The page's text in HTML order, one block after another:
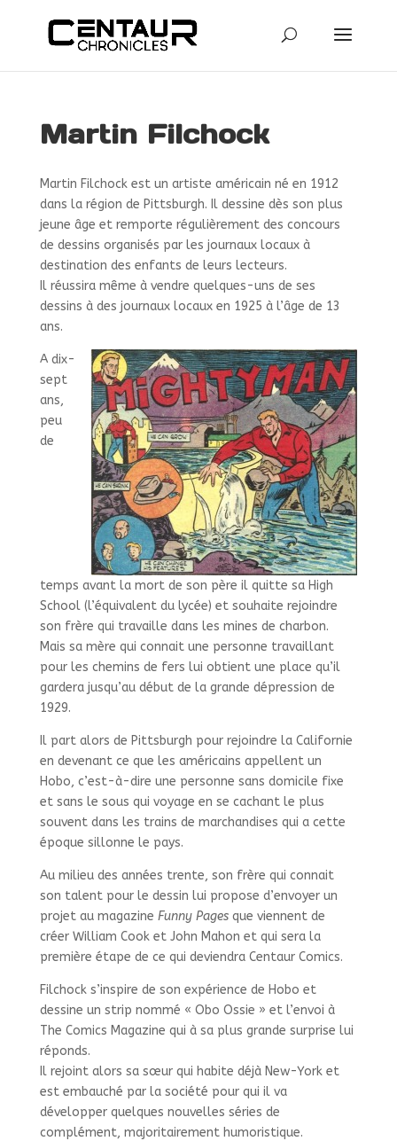
Martin Filchock
Martin Filchock est un artiste américain né en 1912
dans la région de Pittsburgh. Il dessine dès son plus
jeune âge et remporte régulièrement des concours
de dessins organisés par les journaux locaux à
destination des enfants de leurs lecteurs.
Il réussira même à vendre quelques-uns de ses
dessins à des journaux locaux en 1925 à l’âge de 13
ans.
A dix-
sept
ans,
peu
de
temps avant la mort de son père il quitte sa High
School (l’équivalent du lycée) et souhaite rejoindre
son frère qui travaille dans les mines de charbon.
Mais sa mère qui connait une personne travaillant
pour les chemins de fers lui obtient une place qu’il
gardera jusqu’au début de la grande dépression de
1929.
Il part alors de Pittsburgh pour rejoindre la Californie
en devenant ce que les américains appellent un
Hobo, c’est-à-dire une personne sans domicile fixe
et sans le sous qui voyage en se cachant le plus
souvent dans les trains de marchandises qui a cette
époque sillonne le pays.
Au milieu des années trente, son frère qui connait
son talent pour le dessin lui propose d’envoyer un
projet au magazine Funny Pagesque viennent de
créer William Cook et John Mahon et qui sera la
première étape de ce qui deviendra Centaur Comics.
Filchock s’inspire de son expérience de Hobo et
dessine un strip nommé « Obo Ossie » et l’envoi à
The Comics Magazine qui à sa plus grande surprise lui
réponds.
Il rejoint alors sa sœur qui habite déjà New-York et
est embauché par la société pour qui il va
développer quelques nouvelles séries de
complément, majoritairement humoristique.